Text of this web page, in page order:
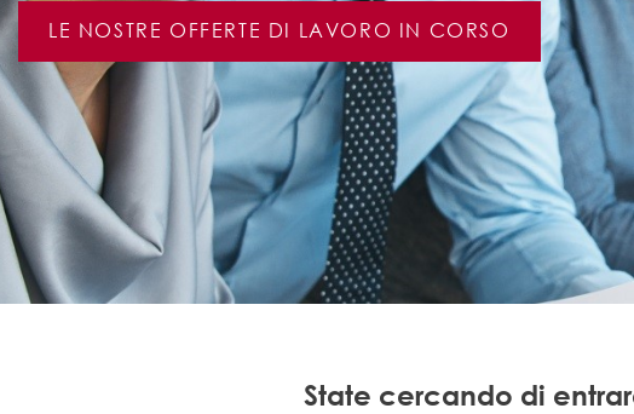
LE NOSTRE OFFERTE DI LAVORO IN CORSO
State cercando di